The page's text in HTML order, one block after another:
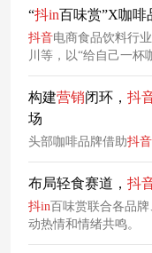
添可、IAM等多个家
动。
“抖in百味赏”X咖啡
抖音电商食品饮料行业
川等，以“给自己一杯
互动，从而借势咖啡
构建营销闭环， 抖
场
头部咖啡品牌借助抖音
布局轻食赛道， 抖
抖in 百味赏联合各品
动热情和情绪共鸣。